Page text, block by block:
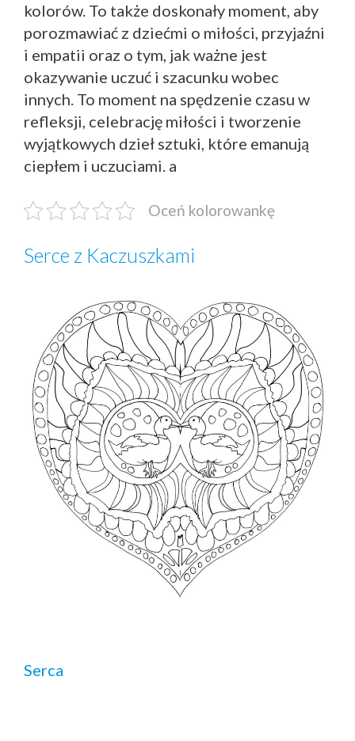
kolorów. To także doskonały moment, aby
porozmawiać z dziećmi o miłości, przyjaźni
i empatii oraz o tym, jak ważne jest
okazywanie uczuć i szacunku wobec
innych. To moment na spędzenie czasu w
refleksji, celebrację miłości i tworzenie
wyjątkowych dzieł sztuki, które emanują
ciepłem i uczuciami. a
Oceń kolorowankę
Serce z Kaczuszkami
Serca